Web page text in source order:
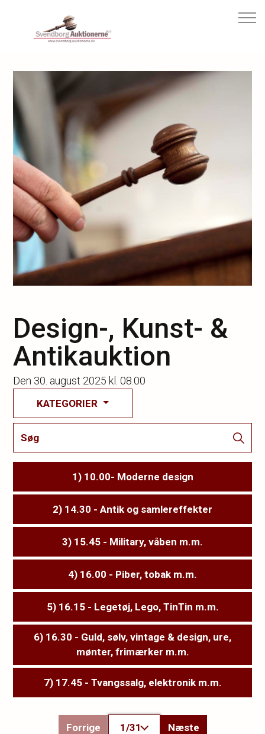
Design-, Kunst- &
Antikauktion
Den 30. august 2025 kl. 08.00
KATEGORIER
1) 10.00- Moderne design
2) 14.30 - Antik og samlereffekter
3) 15.45 - Military, våben m.m.
4) 16.00 - Piber, tobak m.m.
5) 16.15 - Legetøj, Lego, TinTin m.m.
6) 16.30 - Guld, sølv, vintage & design, ure,
mønter, frimærker m.m.
7) 17.45 - Tvangssalg, elektronik m.m.
Forrige 1/31 Næste